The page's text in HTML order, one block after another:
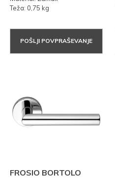
Teža: 0,75 kg
POŠLJI POVPRAŠEVANJE
FROSIO BORTOLO